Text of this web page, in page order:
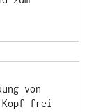
von
Kopf frei